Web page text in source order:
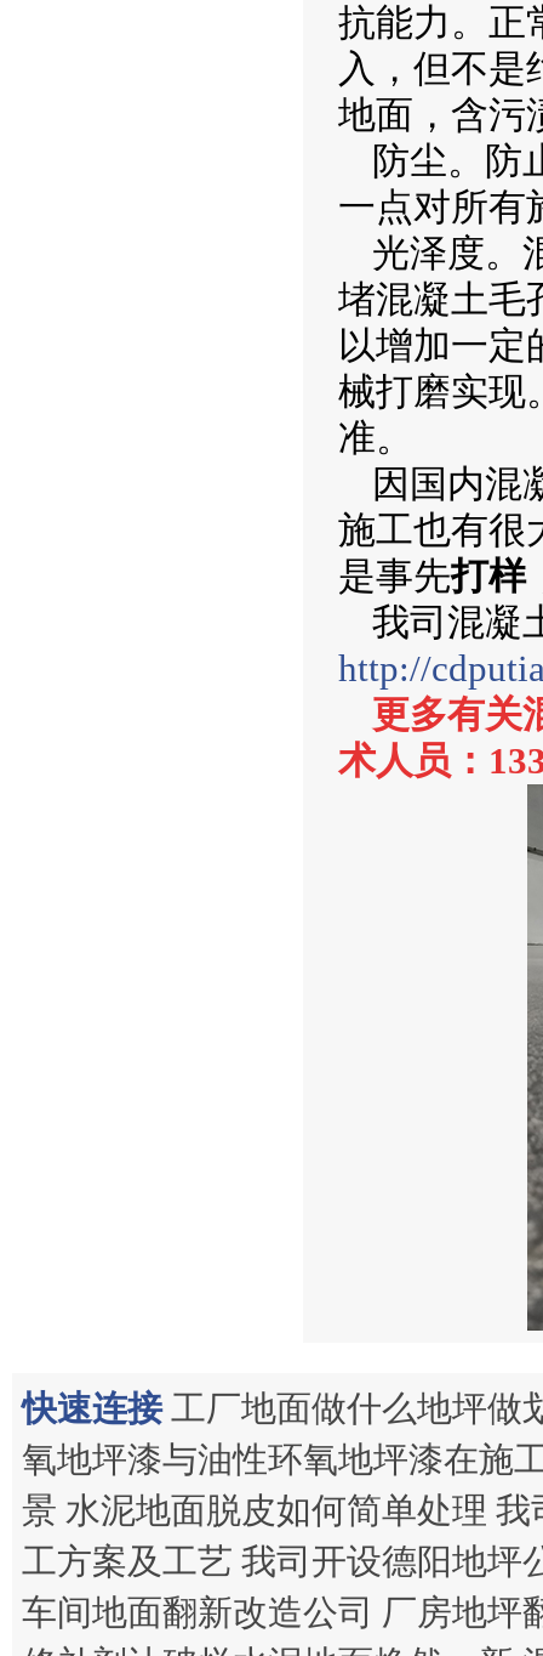
抗能力。正
入，但不是
地面，含污
防尘。防
一点对所有
光泽度。
堵混凝土毛
以增加一定
械打磨实现
准。
因国内混
施工也有很
是事先打样
我司混凝
http://
更多有关
术人员：
快速连接 工厂地面做什么地坪做
氧地坪漆与油性环氧地坪漆在施
景 水泥地面脱皮如何简单处理 我
工方案及工艺 我司开设德阳地坪
车间地面翻新改造公司 厂房地坪